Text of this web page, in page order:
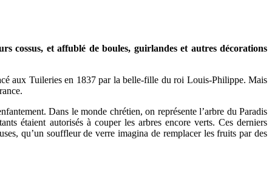
cossus, et affublé de boules, guirlandes et autres décorations
aux Tuileries en 1837 par la belle-fille du roi Louis-Philippe. Mais
Dans le monde chrétien, on représente l’arbre du Paradis
étaient autorisés à couper les arbres encore verts. Ces derniers
qu’un souffleur de verre imagina de remplacer les fruits par des